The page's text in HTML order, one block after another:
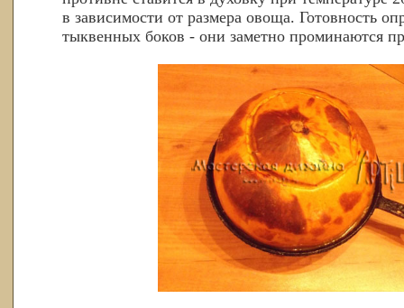
в зависимости от размера овоща. Готовность
тыквенных боков - они заметно проминаются